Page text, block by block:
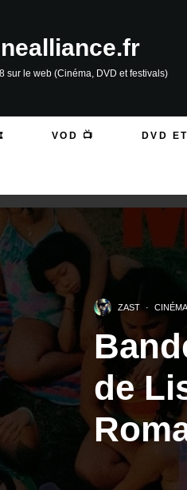
sur le web (Cinéma, DVD et festivals)
VOD 📺 DVD
ZAST · CINÉMA
de